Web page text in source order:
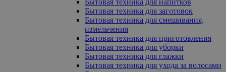
Бытовая техника для заготовок
Бытовая техника для смешивания,
измельчения
Бытовая техника для приготовления
Бытовая техника для уборки
Бытовая техника для глажки
Бытовая техника для ухода за волосами